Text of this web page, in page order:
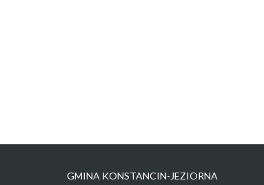
GMINA KONSTANCIN-JEZIORNA